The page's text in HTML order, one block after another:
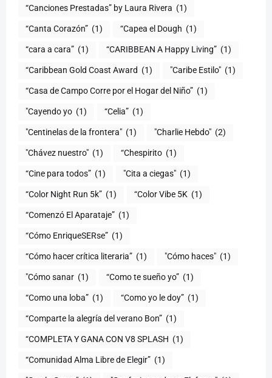
“Canciones Prestadas” by Laura Rivera (1)
“Canta Corazón” (1) “Capea el Dough (1)
“cara a cara” (1) “CARIBBEAN A Happy Living” (1)
(1) "Caribe Estilo" (1)
“Casa de Campo Corre por el Hogar del Niño” (1)
"Cayendo yo (1) (1)
"Centinelas de la frontera" (1) "Charlie Hebdo" (2)
"Chávez nuestro" (1) “Chespirito (1)
“Cine para todos” (1) "Cita a ciegas" (1)
“Color Night Run 5k” (1) “Color Vibe 5K (1)
“Comenzó El Aparataje” (1)
“Cómo EnriqueSERse” (1)
(1) "Cómo haces" (1)
"Cómo sanar (1) “Como te sueño yo” (1)
“Como una loba” (1) “Como yo le doy” (1)
“Comparte la alegría del verano Bon” (1)
“COMPLETA Y GANA CON V8 SPLASH (1)
“Comunidad Alma Libre de Elegir” (1)